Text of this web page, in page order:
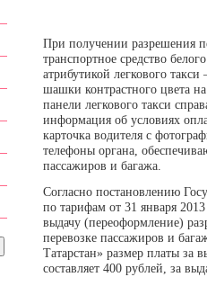
При получении разрешения
транспортное средство
атрибутикой легкового
шашки контрастного цвета
панели легкового такси
информация об условиях
карточка водителя с
телефоны органа,
пассажиров и багажа.
Согласно постановлению
по тарифам от 31 января
выдачу (переоформление)
перевозке пассажиров и
Татарстан» размер платы за
составляет 400 рублей, за